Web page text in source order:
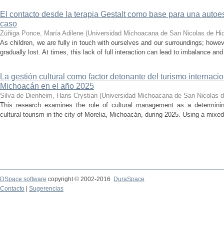
El contacto desde la terapia Gestalt como base para una
caso
Zúñiga Ponce, María Adilene (Universidad Michoacana de San Nicolas de
As children, we are fully in touch with ourselves and our surroundings;
gradually lost. At times, this lack of full interaction can lead to imbalance
La gestión cultural como factor detonante del turismo
Michoacán en el año 2025
Silva de Dienheim, Hans Crystian (Universidad Michoacana de San Nicolas
This research examines the role of cultural management as a
cultural tourism in the city of Morelia, Michoacán, during 2025. Using a
DSpace software copyright © 2002-2016
DuraSpace
Contacto
Sugerencias